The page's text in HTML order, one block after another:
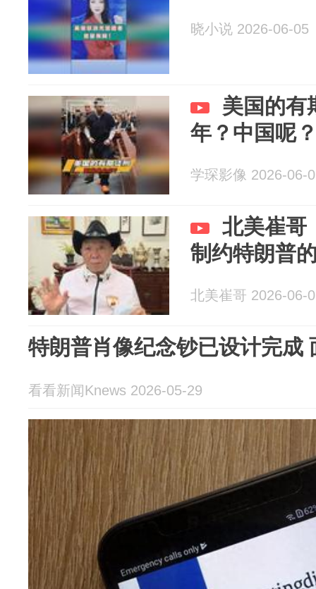
晓小说 2026-06-05
美国的有
年？中国呢
学琛影像 2026-06-
北美崔哥
制约特朗普
北美崔哥 2026-06-
特朗普肖像纪念钞已设计完成
看看新闻Knews 2026-05-29